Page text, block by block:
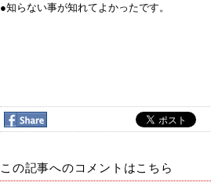
●知らない事が知れてよかったです。
この記事へのコメントはこちら